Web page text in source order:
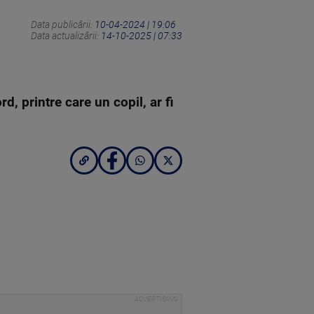
Data publicării: 10-04-2024 | 19:06
Data actualizării: 14-10-2025 | 07:33
printre care un copil, ar fi